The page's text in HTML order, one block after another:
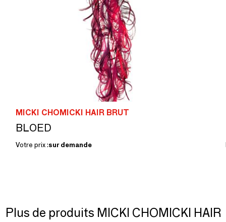
MICKI CHOMICKI HAIR BRUT
BLOED
Votre prix :sur demande
Plus de produits MICKI CHOMICKI HAIR